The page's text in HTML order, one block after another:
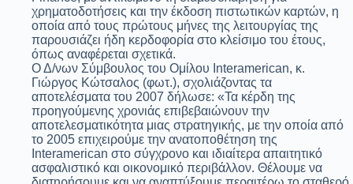
χρηματοδοτήσεις και την έκδοση πιστωτικών καρτών, η
οποία από τους πρώτους μήνες της λειτουργίας της
παρουσιάζει ήδη κερδοφορία στο κλείσιμο του έτους,
όπως αναφέρεται σχετικά.
Ο Δ/νων Σύμβουλος του Ομίλου Interamerican, κ.
Γιώργος Κώτσαλος (φωτ.), σχολιάζοντας τα
αποτελέσματα του 2007 δήλωσε: «Τα κέρδη της
προηγούμενης χρονιάς επιβεβαιώνουν την
αποτελεσματικότητα μιας στρατηγικής, με την οποία από
το 2005 επιχειρούμε την ανατοποθέτηση της
Interamerican στο σύγχρονο και ιδιαίτερα απαιτητικό
ασφαλιστικό και οικονομικό περιβάλλον. Θέλουμε να